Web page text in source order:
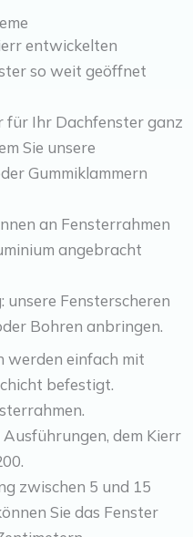
entwickelten
so weit geöffnet
für Ihr Dachfenster ganz
Sie unsere
Gummiklammern
an Fensterrahmen
angebracht
unsere Fensterscheren
Bohren anbringen.
werden einfach mit
befestigt.
dem Kierr
zwischen 5 und 15
Sie das Fenster